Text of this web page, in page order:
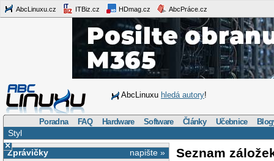
AbcLinuxu.cz ITBiz.cz HDmag.cz AbcPráce.cz
AbcLinuxu hledá autory!
Poradna FAQ Hardware Software Články Učebnice
Styl
×
napište »
Zprávičky
Seznam